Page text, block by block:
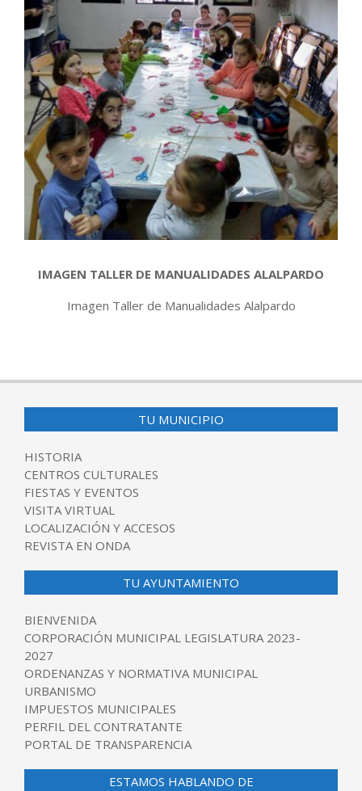
IMAGEN TALLER DE MANUALIDADES ALALPARDO
Imagen Taller de Manualidades Alalpardo
01-
TU MUNICIPIO
HISTORIA
CENTROS CULTURALES
FIESTAS Y EVENTOS
VISITA VIRTUAL
LOCALIZACIÓN Y ACCESOS
REVISTA EN ONDA
TU AYUNTAMIENTO
BIENVENIDA
CORPORACIÓN MUNICIPAL LEGISLATURA 2023-
2027
ORDENANZAS Y NORMATIVA MUNICIPAL
URBANISMO
IMPUESTOS MUNICIPALES
PERFIL DEL CONTRATANTE
PORTAL DE TRANSPARENCIA
ESTAMOS HABLANDO DE